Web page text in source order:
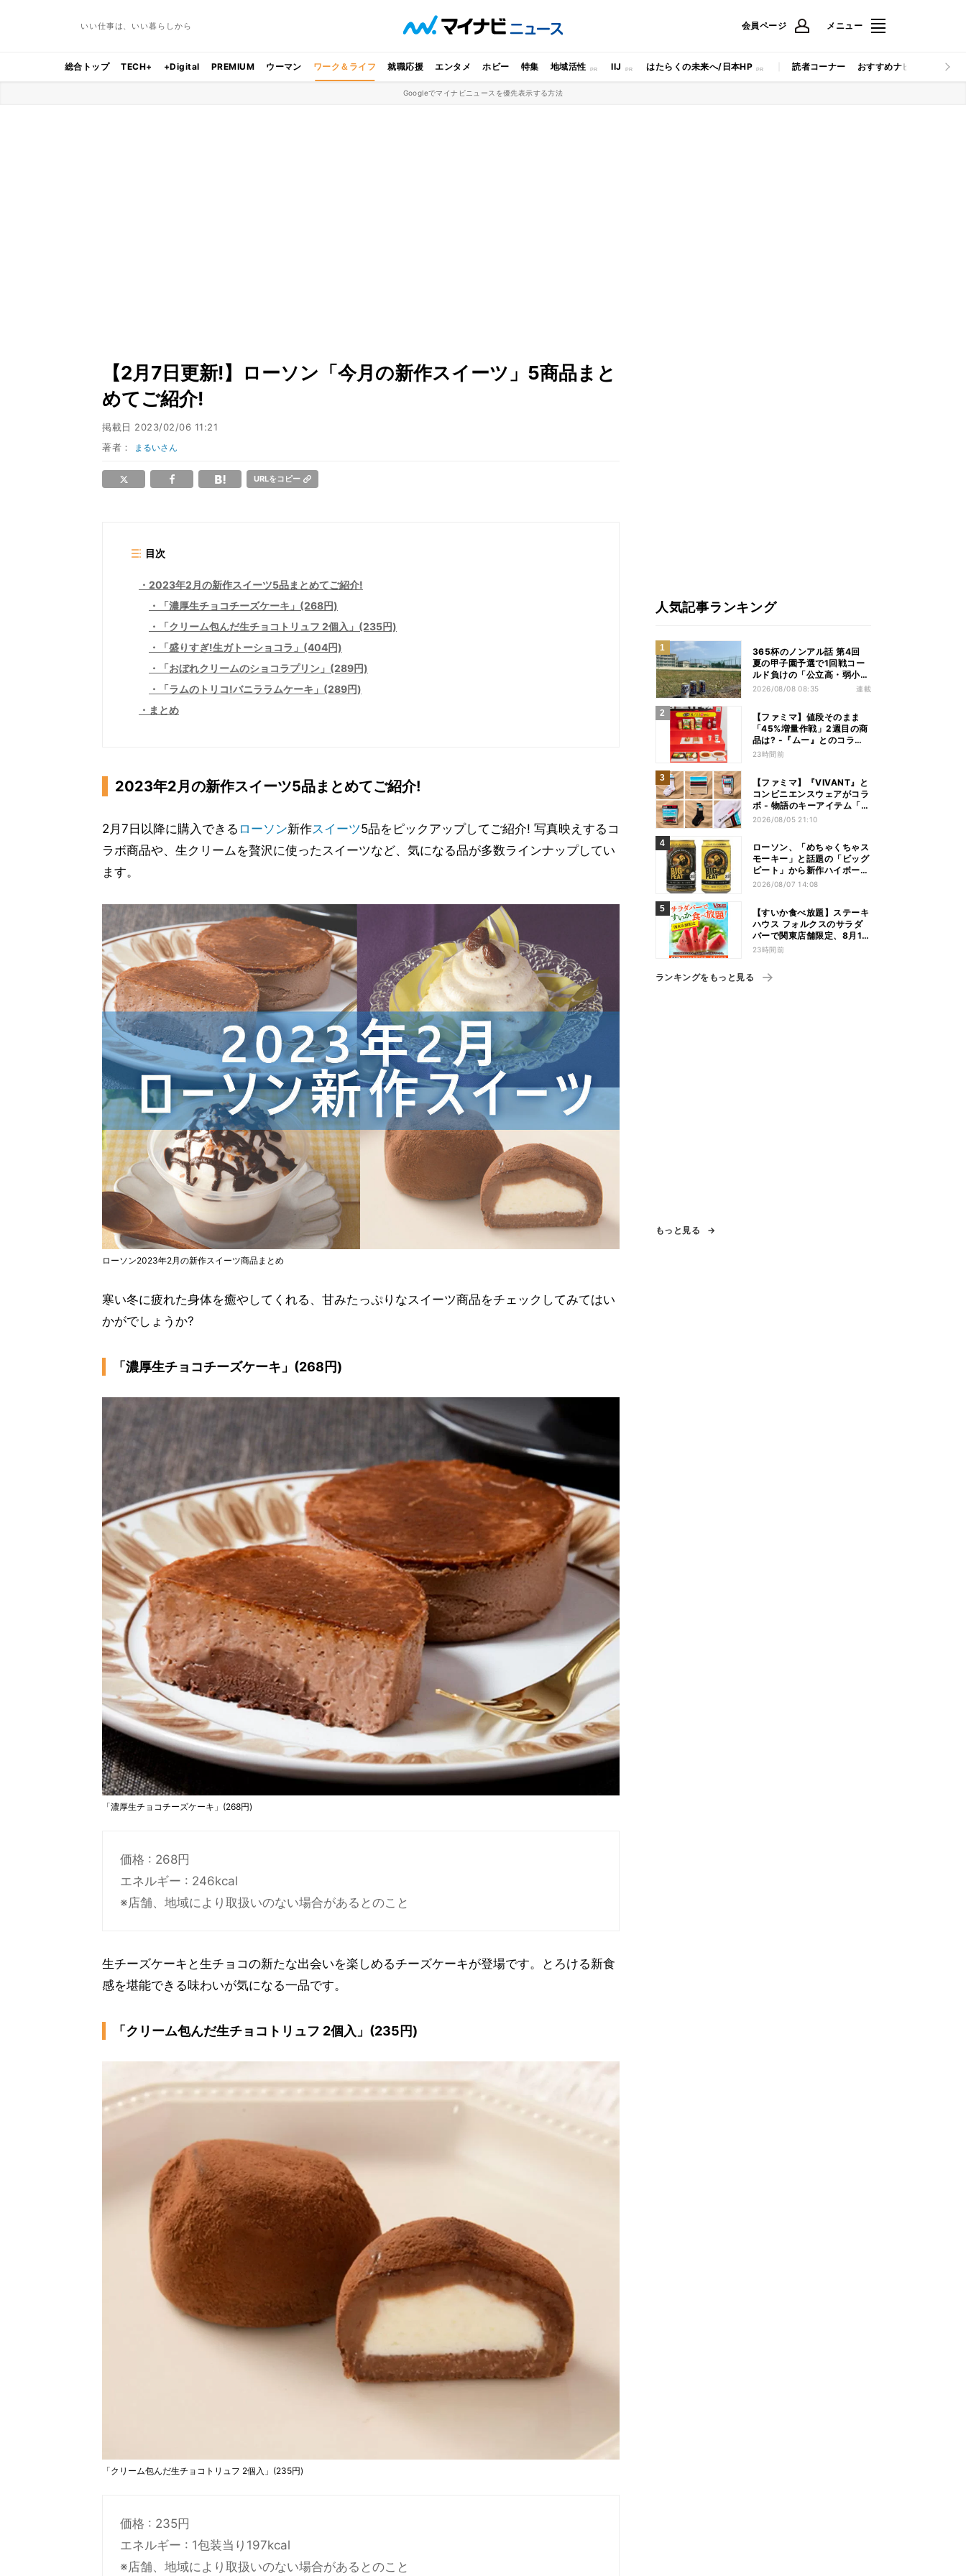
いい仕事は、いい暮らしから 会員ページ メニュー
総合トップ TECH+ +Digital PREMIUM ウーマン ワーク＆ライフ 就職応援 エンタメ ホビー 特集 地域活性 IIJ はたらくの未来へ/日本HP 読者コーナー おすすめナビ マイナビ
Googleでマイナビニュースを優先表示する方法
【2月7日更新!】ローソン「今月の新作スイーツ」5商品まと
めてご紹介!
掲載日 2023/02/06 11:21
著者：
まるいさん
URLをコピー
目次
2023年2月の新作スイーツ5品まとめてご紹介!
「濃厚生チョコチーズケーキ」(268円)
「クリーム包んだ生チョコトリュフ 2個入」(235円)
「盛りすぎ!生ガトーショコラ」(404円)
「おぼれクリームのショコラプリン」(289円)
「ラムのトリコ!バニララムケーキ」(289円)
まとめ
2023年2月の新作スイーツ5品まとめてご紹介!
2月7日以降に購入できる ローソン新作スイーツ5品をピックアップしてご紹介! 写真映えするコ
ラボ商品や、生クリームを贅沢に使ったスイーツなど、気になる品が多数ラインナップしてい
ます。
ローソン2023年2月の新作スイーツ商品まとめ
寒い冬に疲れた身体を癒やしてくれる、甘みたっぷりなスイーツ商品をチェックしてみてはい
かがでしょうか?
「濃厚生チョコチーズケーキ」(268円)
「濃厚生チョコチーズケーキ」(268円)
価格 : 268円
エネルギー : 246kcal
※店舗、地域により取扱いのない場合があるとのこと
生チーズケーキと生チョコの新たな出会いを楽しめるチーズケーキが登場です。とろける新食
感を堪能できる味わいが気になる一品です。
「クリーム包んだ生チョコトリュフ 2個入」(235円)
「クリーム包んだ生チョコトリュフ 2個入」(235円)
価格 : 235円
エネルギー : 1包装当り197kcal
※店舗、地域により取扱いのない場合があるとのこと
人気記事ランキング
365杯のノンアル話 第4回
夏の甲子園予選で1回戦コー
ルド負けの「公立高・弱小野
球部」 3年生の引退試合後、
2026/08/08 08:35 連載
【ファミマ】値段そのまま
「45%増量作戦」2週目の商
品は? -『ムー』とのコラボ
グッズもオンラインに登場
23時間前
【ファミマ】『VIVANT』と
コンビニエンスウェアがコラ
ボ - 物語のキーアイテム「別
班饅頭」も発売
2026/08/05 21:10
ローソン、「めちゃくちゃス
モーキー」と話題の「ビッグ
ピート」から新作ハイボール
缶＆ミニボトル発売
2026/08/07 14:08
【すいか食べ放題】ステーキ
ハウス フォルクスのサラダ
バーで関東店舗限定、8月16
日まで開催
23時間前
ランキングをもっと見る
もっと見る